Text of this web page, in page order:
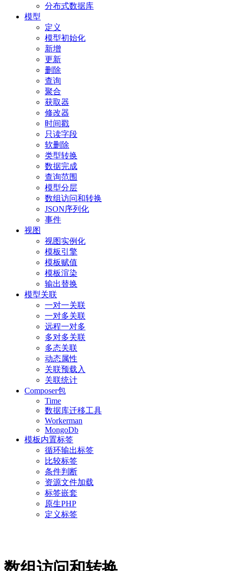
分布式数据库
模型
定义
模型初始化
新增
更新
删除
查询
聚合
获取器
修改器
时间戳
只读字段
软删除
类型转换
数据完成
查询范围
模型分层
数组访问和转换
JSON序列化
事件
视图
视图实例化
模板引擎
模板赋值
模板渲染
输出替换
模型关联
一对一关联
一对多关联
远程一对多
多对多关联
多态关联
动态属性
关联预载入
关联统计
Composer包
Time
数据库迁移工具
Workerman
MongoDb
模板内置标签
循环输出标签
比较标签
条件判断
资源文件加载
标签嵌套
原生PHP
定义标签